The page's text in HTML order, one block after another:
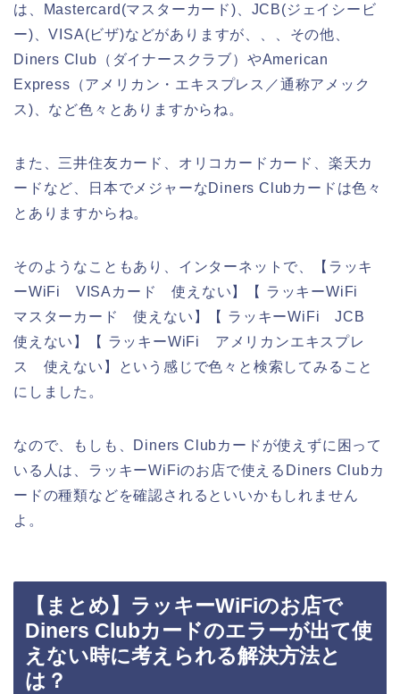
は、Mastercard(マスターカード)、JCB(ジェイシービ
ー)、VISA(ビザ)などがありますが、、、その他、
Diners Club（ダイナースクラブ）やAmerican
Express（アメリカン・エキスプレス／通称アメック
ス)、など色々とありますからね。
また、三井住友カード、オリコカードカード、楽天カ
ードなど、日本でメジャーなDiners Clubカードは色々
とありますからね。
そのようなこともあり、インターネットで、【ラッキ
ーWiFi VISAカード 使えない】【 ラッキーWiFi
マスターカード 使えない】【 ラッキーWiFi JCB
使えない】【 ラッキーWiFi アメリカンエキスプレ
ス 使えない】という感じで色々と検索してみること
にしました。
なので、もしも、Diners Clubカードが使えずに困って
いる人は、ラッキーWiFiのお店で使えるDiners Clubカ
ードの種類などを確認されるといいかもしれません
よ。
【まとめ】ラッキーWiFiのお店で
Diners Clubカードのエラーが出て使
えない時に考えられる解決方法と
は？